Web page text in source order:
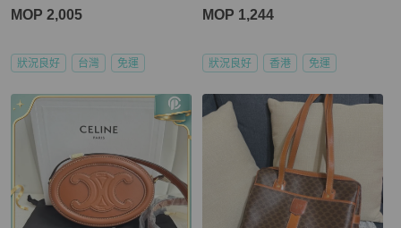
MOP 2,005
狀況良好 台灣 免運
MOP 1,244
狀況良好 香港 免運